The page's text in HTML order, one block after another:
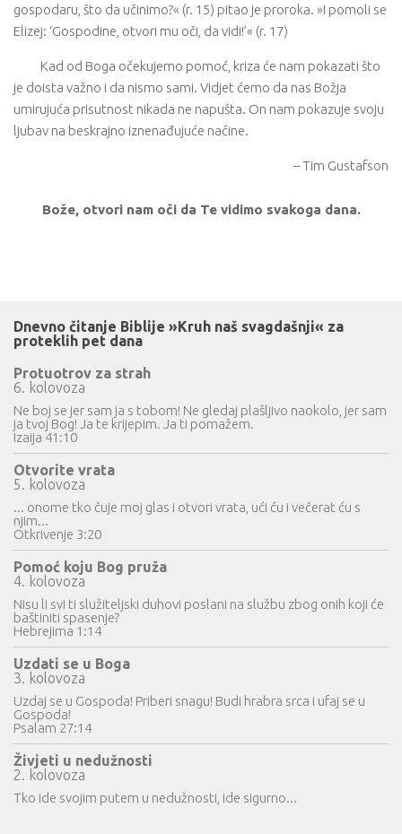
gospodaru, što da učinimo?« (r. 15) pitao je proroka. »I pomoli se
Elizej: ‘Gospodine, otvori mu oči, da vidi!’« (r. 17)
Kad od Boga očekujemo pomoć, kriza će nam pokazati što
je doista važno i da nismo sami. Vidjet ćemo da nas Božja
umirujuća prisutnost nikada ne napušta. On nam pokazuje svoju
ljubav na beskrajno iznenađujuće načine.
– Tim Gustafson
Bože, otvori nam oči da Te vidimo svakoga dana.
Dnevno čitanje Biblije »Kruh naš svagdašnji« za
proteklih pet dana
Protuotrov za strah
6. kolovoza
Ne boj se jer sam ja s tobom! Ne gledaj plašljivo naokolo, jer sam
ja tvoj Bog! Ja te krijepim. Ja ti pomažem.
Izaija 41:10
Otvorite vrata
5. kolovoza
... onome tko čuje moj glas i otvori vrata, ući ću i večerat ću s
njim...
Otkrivenje 3:20
Pomoć koju Bog pruža
4. kolovoza
Nisu li svi ti služiteljski duhovi poslani na službu zbog onih koji će
baštiniti spasenje?
Hebrejima 1:14
Uzdati se u Boga
3. kolovoza
Uzdaj se u Gospoda! Priberi snagu! Budi hrabra srca i ufaj se u
Gospoda!
Psalam 27:14
Živjeti u nedužnosti
2. kolovoza
Tko ide svojim putem u nedužnosti, ide sigurno...